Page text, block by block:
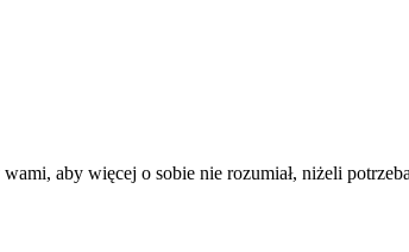
aby więcej o sobie nie rozumiał, niżeli